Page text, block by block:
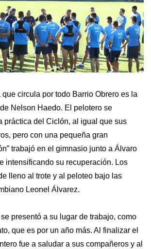
que circula por todo Barrio Obrero es la
Nelson Haedo. El pelotero se
práctica del Ciclón, al igual que sus
pero con una pequeña gran
trabajó en el gimnasio junto a Álvaro
intensificando su recuperación. Los
lleno al trote y al peloteo bajo las
Leonel Álvarez.
presentó a su lugar de trabajo, como
que es por un año más. Al finalizar el
fue a saludar a sus compañeros y al